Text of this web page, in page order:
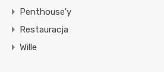
Penthouse'y
Restauracja
Wille